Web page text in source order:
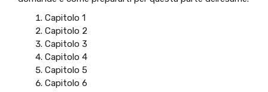
Capitolo 1
Capitolo 2
Capitolo 3
Capitolo 4
Capitolo 5
Capitolo 6